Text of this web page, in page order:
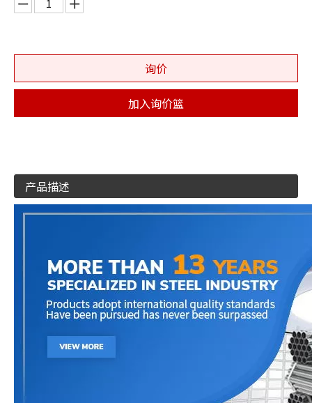
询价
加入询价篮
产品描述